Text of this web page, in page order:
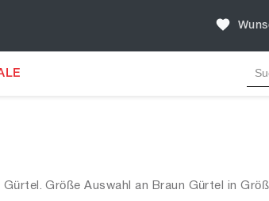
Größe Auswahl an Braun Gürtel in